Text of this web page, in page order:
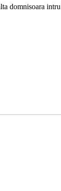
domnisoara